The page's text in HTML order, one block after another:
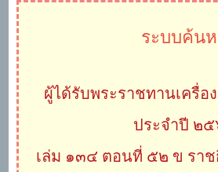
ระบบค้น
ผู้ได้รับพระราชทานเครื่อ
ประจำปี ๒
เล่ม ๑๓๔ ตอนที่ ๕๒ ข รา